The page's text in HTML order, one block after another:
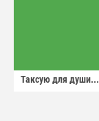
Таксую для души...